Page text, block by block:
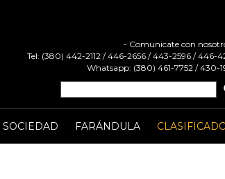
- Comunicate con
Tel: (380) 442-2112 / 446-2656 / 443-2596 / 446-
Whatsapp: (380) 461-7752 / 430-
SOCIEDAD FARÁNDULA